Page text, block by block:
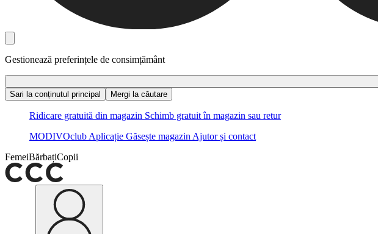
Gestionează preferințele de consimțământ
Sari la conținutul principal
Mergi la căutare
Ridicare gratuită din magazin Schimb gratuit în magazin sau retur
MODIVOclub Aplicație Găsește magazin Ajutor și contact
FemeiBărbațiCopii